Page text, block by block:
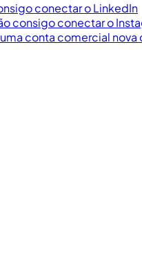
conectar o LinkedIn
consigo conectar o
conta comercial